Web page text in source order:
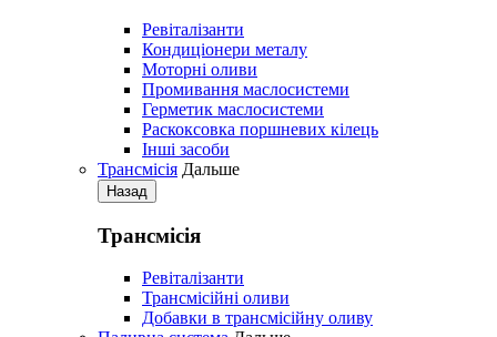
Ревіталізанти
Кондиціонери металу
Моторні оливи
Промивання маслосистеми
Герметик маслосистеми
Раскоксовка поршневих кілець
Iнші засоби
Трансмісія Дальше
Назад
Трансмісія
Ревіталізанти
Трансмісійні оливи
Добавки в трансмісійну оливу